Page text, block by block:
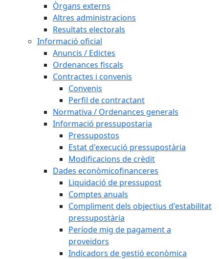
Òrgans externs
Altres administracions
Resultats electorals
Informació oficial
Anuncis / Edictes
Ordenances fiscals
Contractes i convenis
Convenis
Perfil de contractant
Normativa / Ordenances generals
Informació pressupostaria
Pressupostos
Estat d'execució pressupostària
Modificacions de crèdit
Dades econòmicofinanceres
Liquidació de pressupost
Comptes anuals
Compliment dels objectius d'estabilitat
pressupostària
Període mig de pagament a
proveïdors
Indicadors de gestió econòmica